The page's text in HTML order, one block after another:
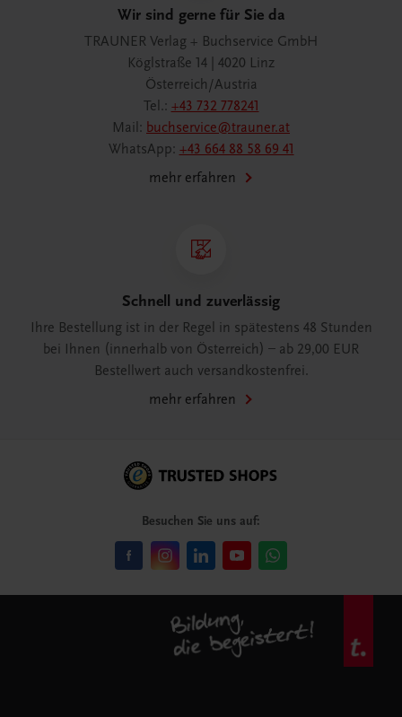
Wir sind gerne für Sie da
TRAUNER Verlag + Buchservice GmbH
Köglstraße 14 | 4020 Linz
Österreich/Austria
Tel.: +43 732 778241
Mail: buchservice@trauner.at
WhatsApp: +43 664 88 58 69 41
mehr erfahren
Schnell und zuverlässig
Ihre Bestellung ist in der Regel in spätestens 48 Stunden
bei Ihnen (innerhalb von Österreich) – ab 29,00 EUR
Bestellwert auch versandkostenfrei.
mehr erfahren
Besuchen Sie uns auf: